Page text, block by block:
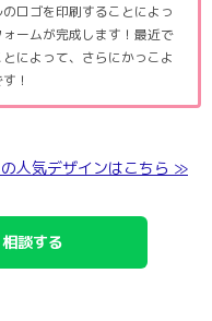
ロゴを印刷することによっ
ームが完成します！最近で
によって、さらにかっこよ
！
人気デザインはこちら ≫
談する